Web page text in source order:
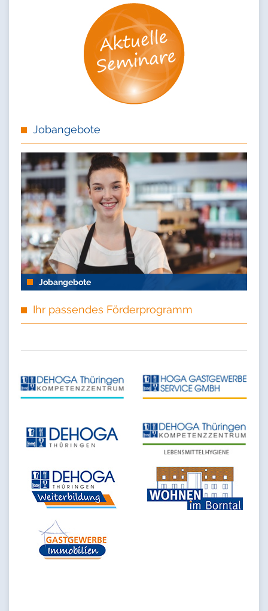
Jobangebote
Jobangebote
Ihr passendes Förderprogramm